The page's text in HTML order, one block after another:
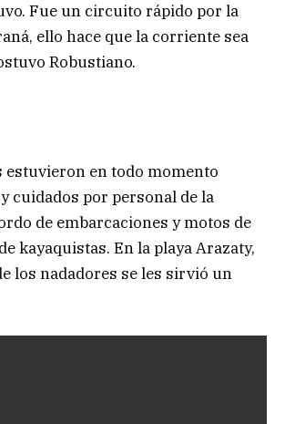
Fue un circuito rápido por la
ello hace que la corriente sea
Robustiano.
estuvieron en todo momento
cuidados por personal de la
de embarcaciones y motos de
kayaquistas. En la playa Arazaty,
los nadadores se les sirvió un